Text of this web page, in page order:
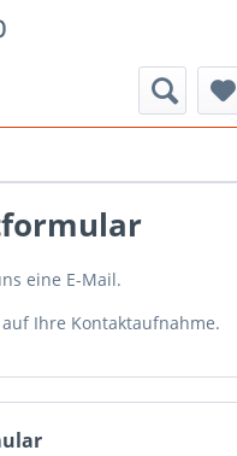
eine E-Mail.
Ihre Kontaktaufnahme.